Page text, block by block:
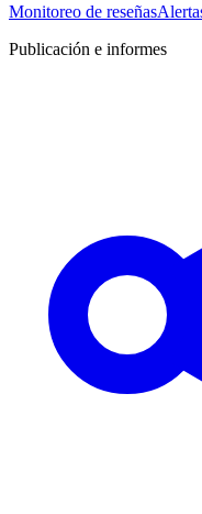
Monitoreo de reseñas
Publicación e informes